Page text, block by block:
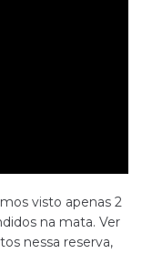
visto apenas 2
na mata. Ver
nessa reserva,